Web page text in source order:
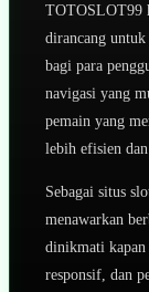
TOTOSLOT99
dirancang untuk
bagi para
navigasi yang
pemain yang
lebih efisien dan
Sebagai situs
menawarkan
dinikmati kapan
responsif, dan